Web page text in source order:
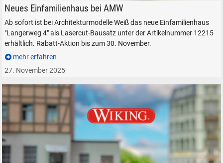
Architekturmodelle Weiss AMW 12215 Einfamilienhaus Langerweg 4
Neues Einfamilienhaus bei AMW
Ab sofort ist bei Architekturmodelle Weiß das neue Einfamilienhaus
"Langerweg 4" als Lasercut-Bausatz unter der Artikelnummer 12215
erhältlich. Rabatt-Aktion bis zum 30. November.
mehr erfahren
27. November 2025